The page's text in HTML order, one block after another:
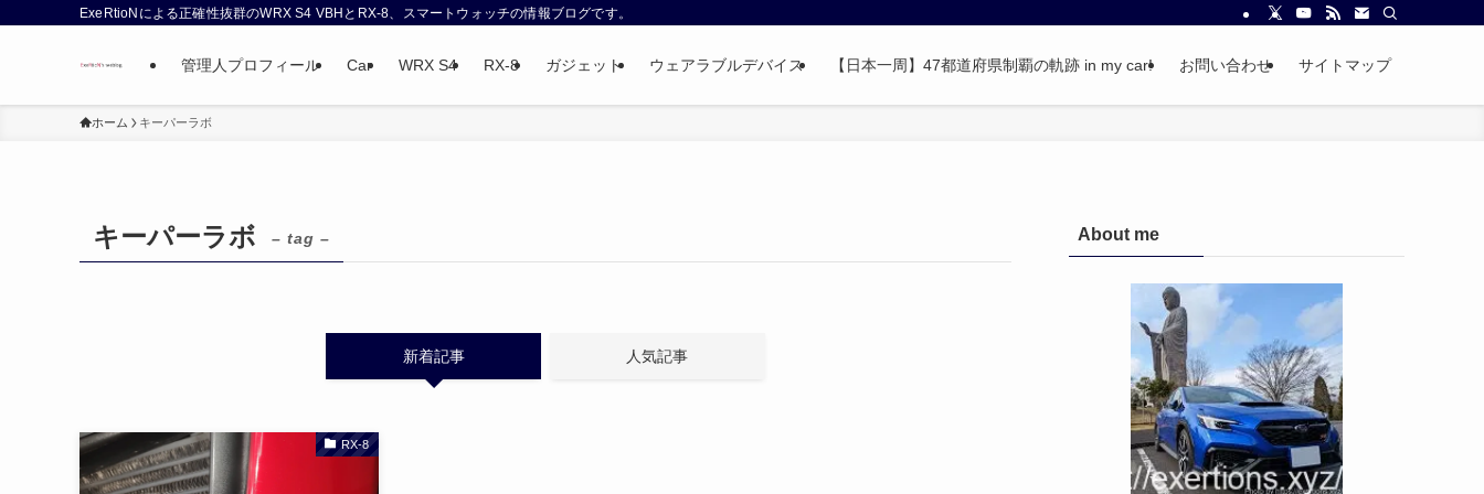
ExeRtioNによる正確性抜群のWRX S4 VBHとRX-8、スマートウォッチの情報ブログです。
管理人プロフィール Car WRX S4 RX-8 ガジェット ウェアラブルデバイス 【日本一周】47都道府県制覇の軌跡 in my car! お問い合わせ サイトマップ
ホーム キーパーラボ
キーパーラボ – tag –
新着記事 人気記事
RX-8
About me